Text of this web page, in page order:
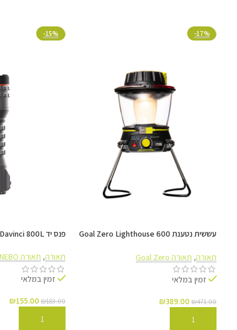
-17%
עששית נטענת Goal Zero Lighthouse 600
תאורה, תאורה Goal Zero
זמין במלאי
₪471.00
₪389.00
הוספה לסל
-15%
פנס יד Nebo Davinci 800L
תאורה, תאורה NEBO
זמין במלאי
₪183.00
₪155.00
הוספה לסל